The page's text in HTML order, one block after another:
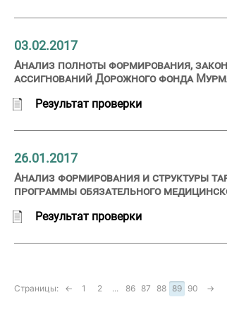
03.02.2017
Анализ полноты формирования,
ассигнований Дорожного фонда
Результат проверки
26.01.2017
Анализ формирования и структуры
программы обязательного
Результат проверки
Страницы: ← 1 2 ... 86 87 88 89 90 →